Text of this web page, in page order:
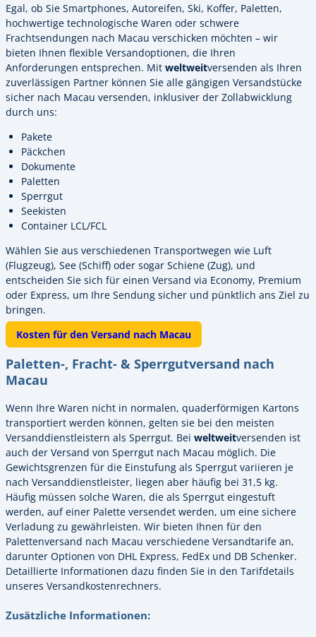
Egal, ob Sie Smartphones, Autoreifen, Ski, Koffer, Paletten,
hochwertige technologische Waren oder schwere
Frachtsendungen nach Macau verschicken möchten – wir
bieten Ihnen flexible Versandoptionen, die Ihren
Anforderungen entsprechen. Mit weltweitversenden als Ihren
zuverlässigen Partner können Sie alle gängigen Versandstücke
sicher nach Macau versenden, inklusiver der Zollabwicklung
durch uns:
Pakete
Päckchen
Dokumente
Paletten
Sperrgut
Seekisten
Container LCL/FCL
Wählen Sie aus verschiedenen Transportwegen wie Luft
(Flugzeug), See (Schiff) oder sogar Schiene (Zug), und
entscheiden Sie sich für einen Versand via Economy, Premium
oder Express, um Ihre Sendung sicher und pünktlich ans Ziel zu
bringen.
Kosten für den Versand nach Macau
Paletten-, Fracht- & Sperrgutversand nach
Macau
Wenn Ihre Waren nicht in normalen, quaderförmigen Kartons
transportiert werden können, gelten sie bei den meisten
Versanddienstleistern als Sperrgut. Bei weltweitversenden ist
auch der Versand von Sperrgut nach Macau möglich. Die
Gewichtsgrenzen für die Einstufung als Sperrgut variieren je
nach Versanddienstleister, liegen aber häufig bei 31,5 kg.
Häufig müssen solche Waren, die als Sperrgut eingestuft
werden, auf einer Palette versendet werden, um eine sichere
Verladung zu gewährleisten. Wir bieten Ihnen für den
Palettenversand nach Macau verschiedene Versandtarife an,
darunter Optionen von DHL Express, FedEx und DB Schenker.
Detaillierte Informationen dazu finden Sie in den Tarifdetails
unseres Versandkostenrechners.
Zusätzliche Informationen: